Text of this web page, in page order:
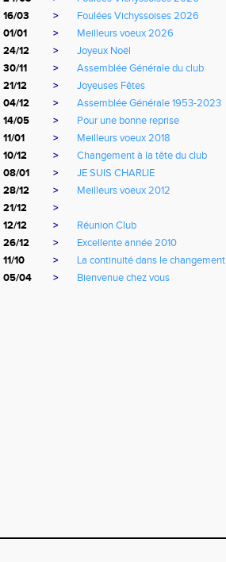
16/03
>
Foulées Vichyssoises 2026
01/01
>
Meilleurs voeux 2026
24/12
>
Joyeux Noël
30/11
>
Assemblée Générale du club
21/12
>
Joyeuses Fêtes
04/12
>
Assemblée Générale 1953-2023
14/05
>
Pour une bonne reprise
11/01
>
Meilleurs voeux 2018
10/12
>
Changement à la tête du club
08/01
>
JE SUIS CHARLIE
28/12
>
Meilleurs voeux 2012
21/12
>
12/12
>
Réunion Club
26/12
>
Excellente année 2010
11/10
>
La continuité dans le changement
05/04
> Bienvenue chez vous